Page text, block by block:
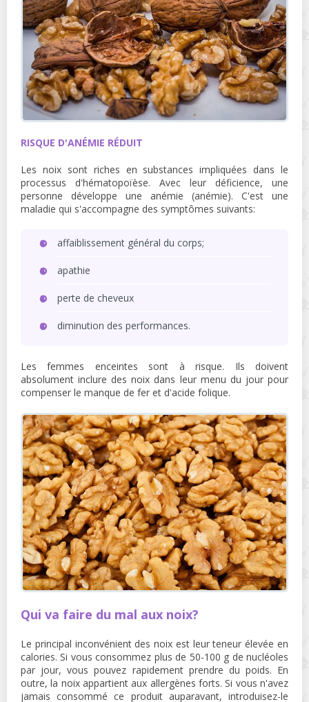
RISQUE D'ANÉMIE RÉDUIT
Les noix sont riches en substances impliquées dans le
processus d'hématopoïèse. Avec leur déficience, une
personne développe une anémie (anémie). C'est une
maladie qui s'accompagne des symptômes suivants:
affaiblissement général du corps;
apathie
perte de cheveux
diminution des performances.
Les femmes enceintes sont à risque. Ils doivent
absolument inclure des noix dans leur menu du jour pour
compenser le manque de fer et d'acide folique.
Qui va faire du mal aux noix?
Le principal inconvénient des noix est leur teneur élevée en
calories. Si vous consommez plus de 50-100 g de nucléoles
par jour, vous pouvez rapidement prendre du poids. En
outre, la noix appartient aux allergènes forts. Si vous n'avez
jamais consommé ce produit auparavant, introduisez-le